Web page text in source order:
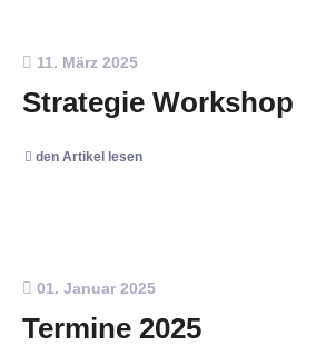
11. März 2025
Strategie Workshop
den Artikel lesen
01. Januar 2025
Termine 2025